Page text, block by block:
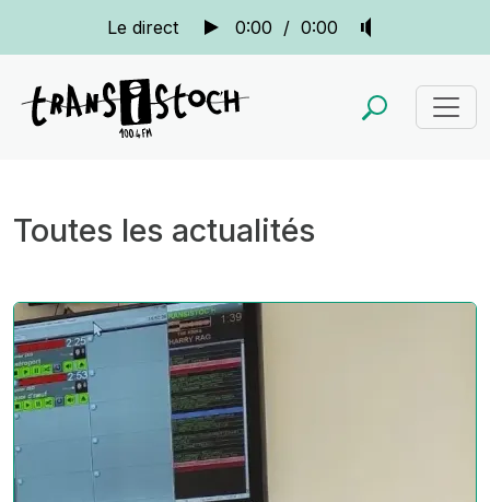
Le direct 0:00 / 0:00
Toutes les actualités